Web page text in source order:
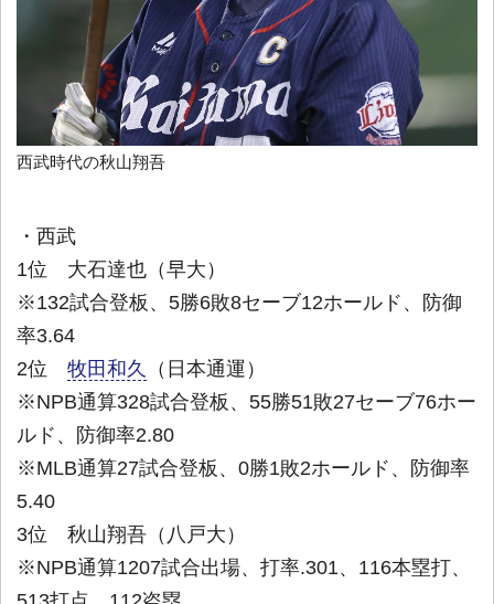
西武時代の秋山翔吾
・西武
1位 大石達也（早大）
※132試合登板、5勝6敗8セーブ12ホールド、防御
率3.64
2位 牧田和久 （日本通運）
※NPB通算328試合登板、55勝51敗27セーブ76ホー
ルド、防御率2.80
※MLB通算27試合登板、0勝1敗2ホールド、防御率
5.40
3位 秋山翔吾（八戸大）
※NPB通算1207試合出場、打率.301、116本塁打、